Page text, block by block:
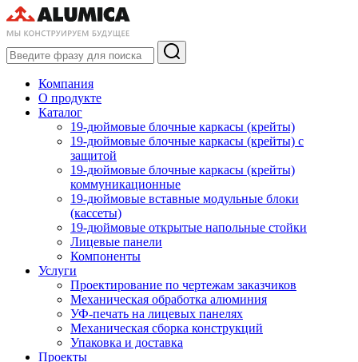
Компания
О продукте
Каталог
19-дюймовые блочные каркасы (крейты)
19-дюймовые блочные каркасы (крейты) с
защитой
19-дюймовые блочные каркасы (крейты)
коммуникационные
19-дюймовые вставные модульные блоки
(кассеты)
19-дюймовые открытые напольные стойки
Лицевые панели
Компоненты
Услуги
Проектирование по чертежам заказчиков
Механическая обработка алюминия
УФ-печать на лицевых панелях
Механическая сборка конструкций
Упаковка и доставка
Проекты